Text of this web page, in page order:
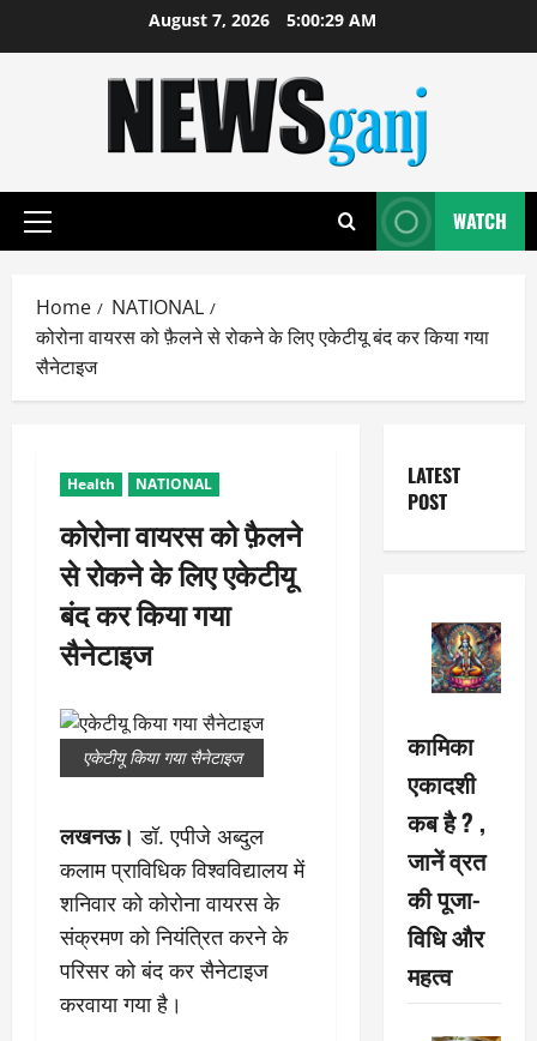
August 7, 2026 5:00:30 AM
Primary
WATCH
Home
NATIONAL
कोरोना वायरस को फ़ैलने से रोकने के लिए एकेटीयू बंद कर किया गया
सैनेटाइज
Health NATIONAL
कोरोना वायरस को फ़ैलने
से रोकने के लिए एकेटीयू
बंद कर किया गया
सैनेटाइज
एकेटीयू किया गया सैनेटाइज
लखनऊ। डॉ. एपीजे अब्दुल
कलाम प्राविधिक विश्वविद्यालय में
शनिवार को कोरोना वायरस के
संक्रमण को नियंत्रित करने के
परिसर को बंद कर सैनेटाइज
करवाया गया है।
LATEST
POST
कामिका
एकादशी
कब है ? ,
जानें व्रत
की पूजा-
विधि और
महत्व